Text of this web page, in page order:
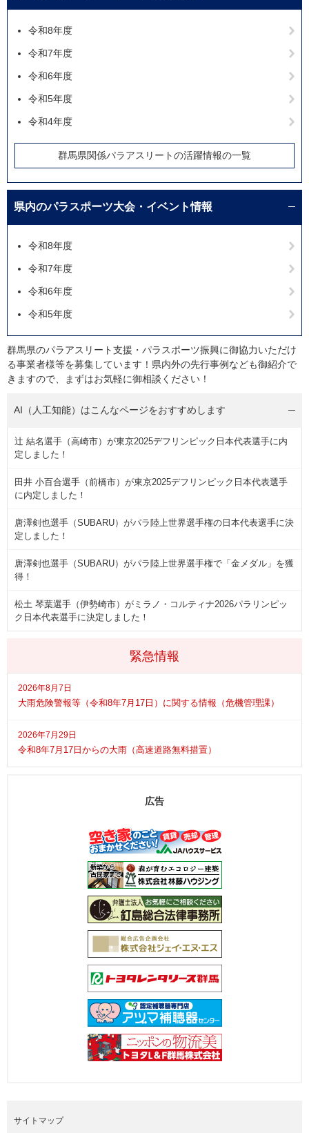
緊急情報
2026年8月7日
大雨危険警報等（令和8年7月17日）に関する情報（危機管理課）
2026年7月29日
令和8年7月17日からの大雨（高速道路無料措置）
令和8年度
令和7年度
令和6年度
令和5年度
令和4年度
群馬県関係パラアスリートの活躍情報の一覧
県内のパラスポーツ大会・イベント情報
令和8年度
令和7年度
令和6年度
令和5年度
群馬県のパラアスリート支援・パラスポーツ振興に御協力いただけ
る事業者様等を募集しています！県内外の先行事例なども御紹介で
きますので、まずはお気軽に御相談ください！
AI（人工知能）はこんなページをおすすめします
辻 結名選手（高崎市）が東京2025デフリンピック日本代表選手に内
定しました！
田井 小百合選手（前橋市）が東京2025デフリンピック日本代表選手
に内定しました！
唐澤剣也選手（SUBARU）がパラ陸上世界選手権の日本代表選手に決
定しました！
唐澤剣也選手（SUBARU）がパラ陸上世界選手権で「金メダル」を獲
得！
松土 琴葉選手（伊勢崎市）がミラノ・コルティナ2026パラリンピッ
ク日本代表選手に決定しました！
広告
サイトマップ